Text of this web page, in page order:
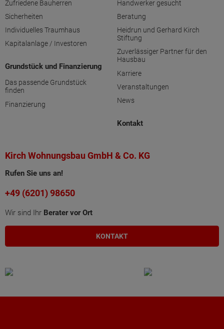
Zufriedene Bauherren
Sicherheiten
Individuelles Traumhaus
Kapitalanlage / Investoren
Grundstück und Finanzierung
Das passende Grundstück
finden
Finanzierung
Handwerker gesucht
Beratung
Heidrun und Gerhard Kirch
Stiftung
Zuverlässiger Partner für den
Hausbau
Karriere
Veranstaltungen
News
Kontakt
Kirch Wohnungsbau GmbH & Co. KG
Rufen Sie uns an!
+49 (6201) 98650
Wir sind Ihr Berater vor Ort
KONTAKT